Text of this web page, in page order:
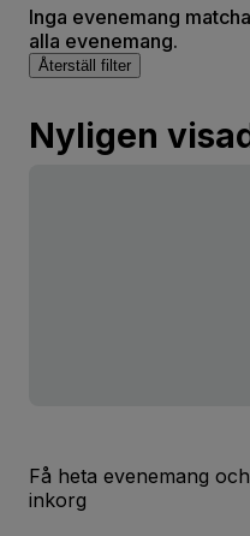
Inga evenemang
alla evenemang.
Återställ filter
Nyligen
Få heta evenemang
inkorg